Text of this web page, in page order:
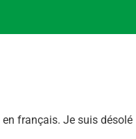
français. Je suis désolé